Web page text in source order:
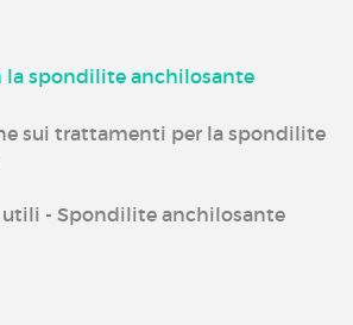
la spondilite anchilosante
sui trattamenti per la spondilite
utili - Spondilite anchilosante